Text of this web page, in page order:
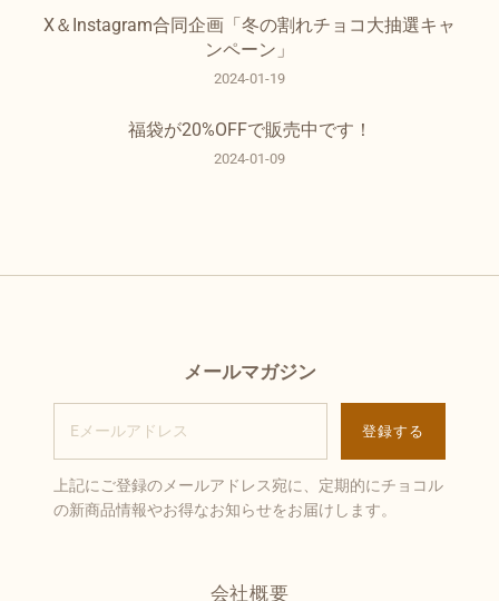
X＆Instagram合同企画「冬の割れチョコ大抽選キャ
ンペーン」
2024-01-19
福袋が20%OFFで販売中です！
2024-01-09
メールマガジン
上記にご登録のメールアドレス宛に、定期的にチョコル
の新商品情報やお得なお知らせをお届けします。
会社概要